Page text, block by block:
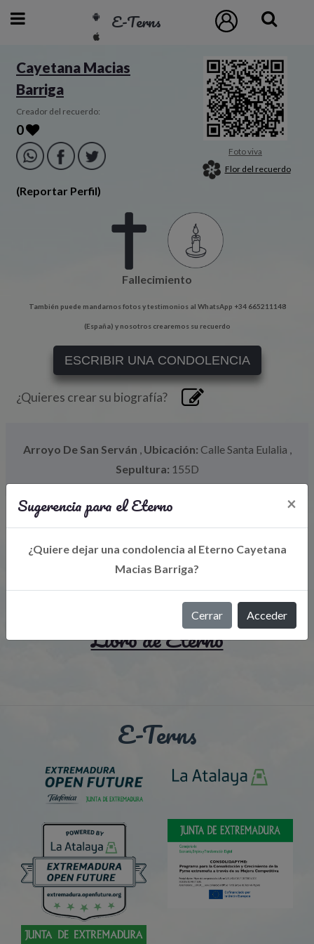
E-Terns
ESP
ENG
POR
Inicio
Cayetana Macias
Barriga
Creador del recuerdo:
0
(Reportar Perfil)
Foto viva
Flor del recuerdo
Fallecimiento
También puede mandarnos fotos y testimonios al WhatsApp +34 665211148
(España) y nosotros crearemos su recuerdo
ESCRIBIR UNA CONDOLENCIA
¿Quieres crear su biografía?
Arroyo De San Serván , Ubicación: Calle Santa Eulalia ,
Sepultura: 155D
Libro de Eterno
Sugerencia para el Eterno ×
¿Quiere dejar una condolencia al Eterno Cayetana
Macias Barriga?
Cerrar Acceder
E-Terns